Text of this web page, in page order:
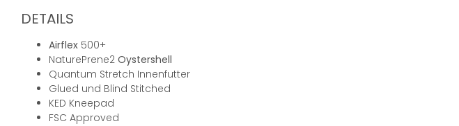
DETAILS
Airflex 500+
NaturePrene2 Oystershell
Quantum Stretch Innenfutter
Glued und Blind Stitched
KED Kneepad
FSC Approved